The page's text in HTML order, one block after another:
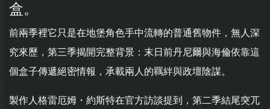
盒。
前兩季裡它只是在地堡角色手中流轉的普通舊物件，無人深
究來歷，第三季揭開完整背景：末日前丹尼爾與海倫依靠這
個盒子傳遞絕密情報，承載兩人的羈絆與政壇陰謀。
製作人格雷厄姆・約斯特在官方訪談提到，第二季結尾突兀